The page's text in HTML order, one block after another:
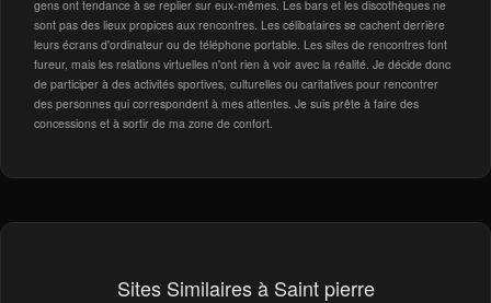
gens ont tendance à se replier sur eux-mêmes. Les bars et les discothèques ne
sont pas des lieux propices aux rencontres. Les célibataires se cachent derrière
leurs écrans d'ordinateur ou de téléphone portable. Les sites de rencontres font
fureur, mais les relations virtuelles n'ont rien à voir avec la réalité. Je décide donc
de participer à des activités sportives, culturelles ou caritatives pour rencontrer
des personnes qui correspondent à mes attentes. Je suis prête à faire des
concessions et à sortir de ma zone de confort.
Sites Similaires à Saint pierre